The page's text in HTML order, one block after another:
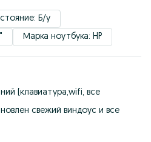
Б/у
Марка ноутбука: HP
(клавиатура,wifi, все
свежий виндоус и все